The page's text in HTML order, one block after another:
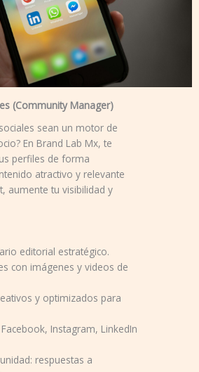
(Community Manager)
sean un motor de
En Brand Lab Mx, te
perfiles de forma
atractivo y relevante
aumente tu visibilidad y
editorial estratégico.
con imágenes y videos de
y optimizados para
Instagram, LinkedIn
respuestas a